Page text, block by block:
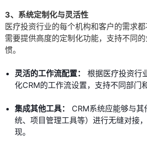
3、系统定制化与灵活性
医疗投资行业的每个机构和客户的需求
需要提供高度的定制化功能，支持不同
惯。
灵活的工作流配置：
根据医疗投资行
化CRM的工作流设置，支持不同部门
集成其他工具：
CRM系统应能够与
统、项目管理工具等）进行无缝对接
现。